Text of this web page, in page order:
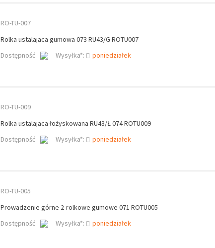
RO-TU-007
Rolka ustalająca gumowa 073 RU43/G ROTU007
Dostępność
Wysyłka*: poniedziałek
RO-TU-009
Rolka ustalająca łożyskowana RU43/Ł 074 ROTU009
Dostępność
Wysyłka*: poniedziałek
RO-TU-005
Prowadzenie górne 2-rolkowe gumowe 071 ROTU005
Dostępność
Wysyłka*: poniedziałek